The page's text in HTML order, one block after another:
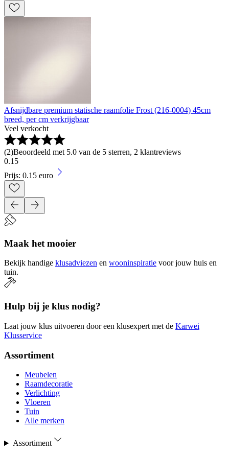
Afsnijdbare premium statische raamfolie Frost (216-0004) 45cm
breed, per cm verkrijgbaar
Veel verkocht
(2)Beoordeeld met 5.0 van de 5 sterren, 2 klantreviews
0.15
Prijs: 0.15 euro
Maak het mooier
Bekijk handige klusadviezen en wooninspiratie voor jouw huis en
tuin.
Hulp bij je klus nodig?
Laat jouw klus uitvoeren door een klusexpert met de Karwei
Klusservice
Assortiment
Meubelen
Raamdecoratie
Verlichting
Vloeren
Tuin
Alle merken
Assortiment